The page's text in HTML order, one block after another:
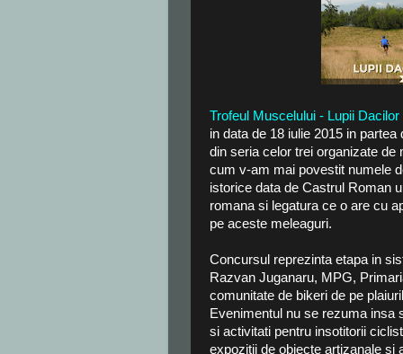
Trofeul Muscelului - Lupii Dacilor
in data de 18 iulie 2015 in
din seria celor trei organizate de
cum v-am mai povestit numele
istorice data de Castrul Roman
romana si legatura ce o are cu
pe aceste meleaguri.
Concursul reprezinta etapa in
Razvan Juganaru, MPG,
comunitate de bikeri de pe
Evenimentul nu se rezuma insa
si activitati pentru insotitorii
expozitii de obiecte artizanale si